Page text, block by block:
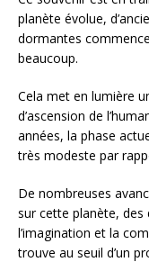
planète évolue,
dormantes
beaucoup.
Cela met en lumière
d’ascension de
années, la phase
très modeste par
De nombreuses
sur cette planète, des
l’imagination et la
trouve au seuil d’un